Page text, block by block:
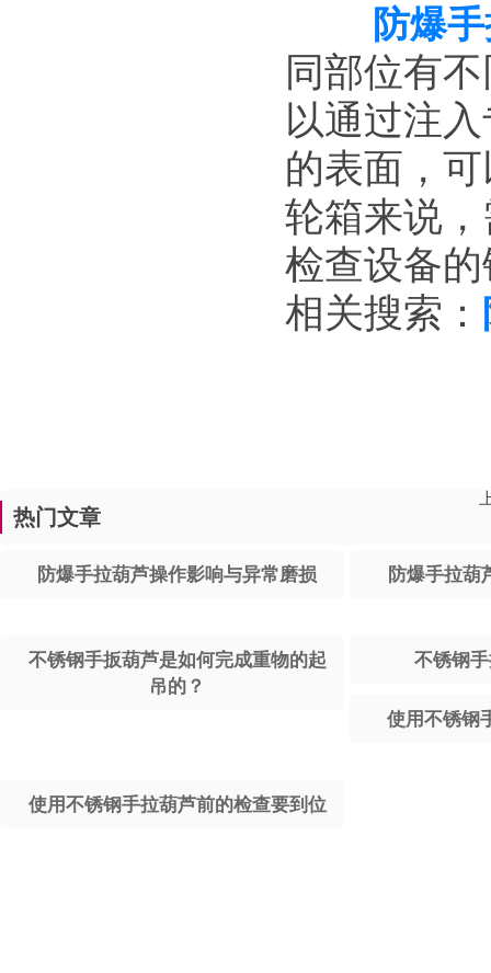
防爆
同部位有
以通过注
的表面，
轮箱来说
检查设备
相关搜索：
热门文章
防爆手拉葫芦操作影响与异常磨损 防爆手拉葫
不锈钢手扳葫芦是如何完成重物的起
吊的？
不锈钢
使用不锈钢
使用不锈钢手拉葫芦前的检查要到位